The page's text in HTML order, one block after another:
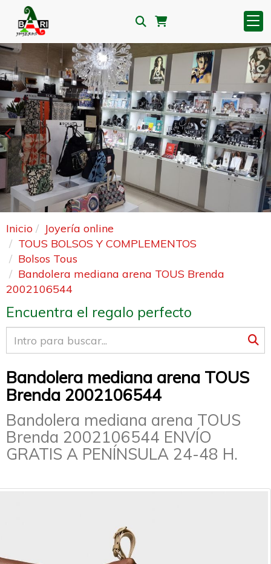
Anterior
Inicio
Joyería online
TOUS BOLSOS Y COMPLEMENTOS
Bolsos Tous
Bandolera mediana arena TOUS Brenda
2002106544
Encuentra el regalo perfecto
Bandolera mediana arena TOUS
Brenda 2002106544
Bandolera mediana arena TOUS
Brenda 2002106544 ENVÍO
GRATIS A PENÍNSULA 24-48 H.